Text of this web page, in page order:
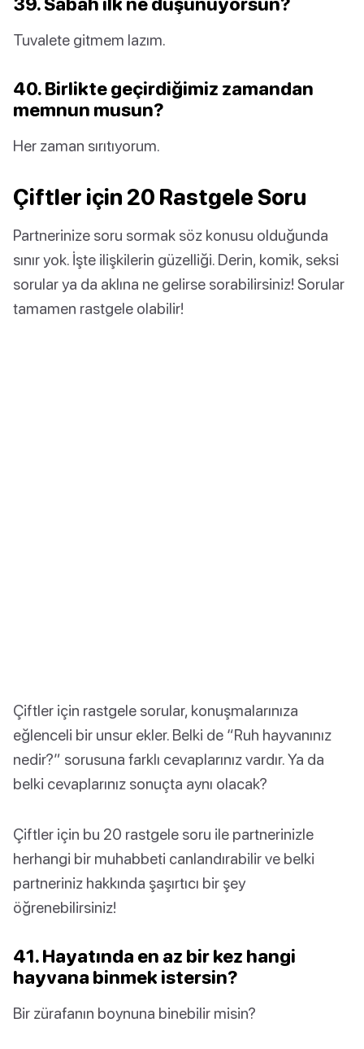
Tuvalete gitmem lazım.
40. Birlikte geçirdiğimiz zamandan
memnun musun?
Her zaman sırıtıyorum.
Çiftler için 20 Rastgele Soru
Partnerinize soru sormak söz konusu olduğunda
sınır yok. İşte ilişkilerin güzelliği. Derin, komik, seksi
sorular ya da aklına ne gelirse sorabilirsiniz! Sorular
tamamen rastgele olabilir!
Çiftler için rastgele sorular, konuşmalarınıza
eğlenceli bir unsur ekler. Belki de “Ruh hayvanınız
nedir?” sorusuna farklı cevaplarınız vardır. Ya da
belki cevaplarınız sonuçta aynı olacak?
Çiftler için bu 20 rastgele soru ile partnerinizle
herhangi bir muhabbeti canlandırabilir ve belki
partneriniz hakkında şaşırtıcı bir şey
öğrenebilirsiniz!
41. Hayatında en az bir kez hangi
hayvana binmek istersin?
Bir zürafanın boynuna binebilir misin?